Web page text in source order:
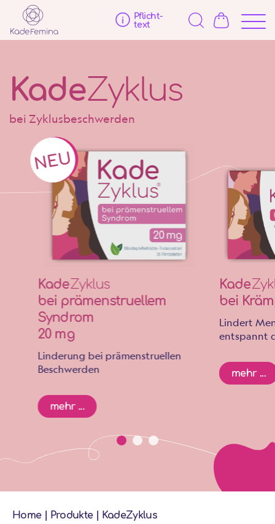
Pflicht­
text
KadeZyklus
bei Zyklusbeschwerden
KadeZyklus
bei prämenstruellem
Syndrom
20 mg
Linderung bei prämenstruellen
Beschwerden
mehr ...
Kade
bei
Lindert
entspannt
mehr ...
Home| Produkte| KadeZyklus